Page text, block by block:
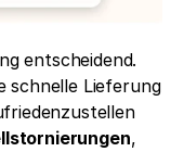
entscheidend.
schnelle Lieferung
,